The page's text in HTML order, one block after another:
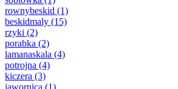
rownybeskid (1)
beskidmaly (15)
rzyki (2)
porabka (2)
lamanaskala (4)
potrojna (4)
kiczera (3)
jawornica (1)